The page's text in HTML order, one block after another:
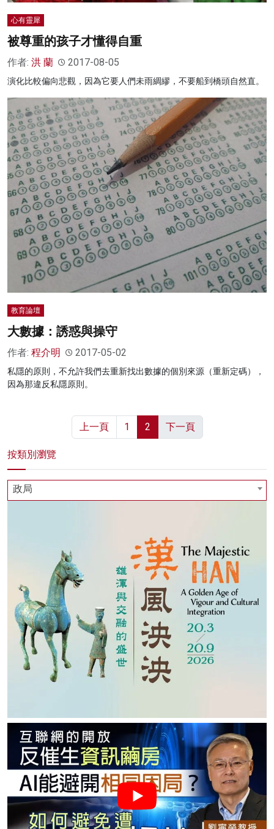
心有靈犀
被尊重的孩子才懂得自重
作者: 洪 蘭 2017-08-05
演化比較偏向悲觀，因為它要人們未雨綢繆，不要船到橋頭自然直。
教育論壇
大數據：誘惑與操守
作者: 程介明 2017-05-02
私隱的原則，不允許我們去重新找出數據的個別來源（重新定碼），
因為那違反私隱原則。
上一頁 1 2 下一頁
按類別瀏覽
政局